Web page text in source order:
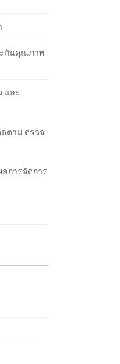
กันคุณภาพ
และ
ตาม ตรวจ
การจัดการ